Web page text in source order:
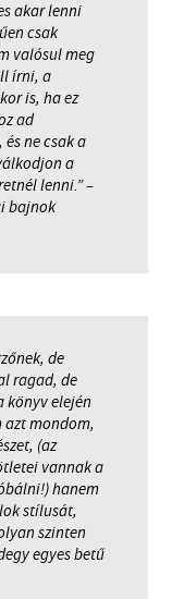
akar lenni
csak
valósul meg
írni, a
is, ha ez
ad
ne csak a
a
lenni.” –
bajnok
de
ragad, de
könyv elején
mondom,
(az
vannak a
hanem
stílusát,
szinten
egyes betű